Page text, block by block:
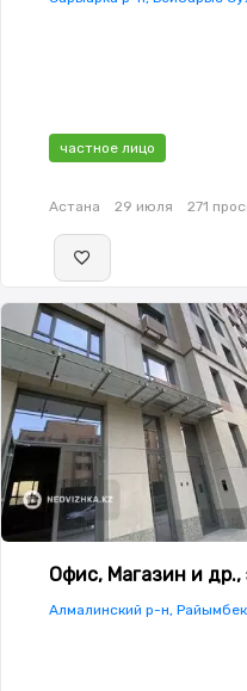
частное лицо
Астана 29 июля 271
Офис, Магазин и др.,
Алмалинский р-н,